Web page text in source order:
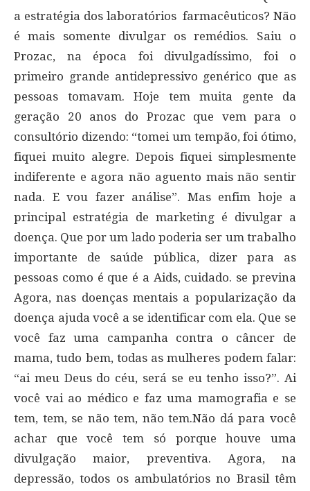
a estratégia dos laboratórios farmacêuticos? Não
é mais somente divulgar os remédios. Saiu o
Prozac, na época foi divulgadíssimo, foi o
primeiro grande antidepressivo genérico que as
pessoas tomavam. Hoje tem muita gente da
geração 20 anos do Prozac que vem para o
consultório dizendo: “tomei um tempão, foi ótimo,
fiquei muito alegre. Depois fiquei simplesmente
indiferente e agora não aguento mais não sentir
nada. E vou fazer análise”. Mas enfim hoje a
principal estratégia de marketing é divulgar a
doença. Que por um lado poderia ser um trabalho
importante de saúde pública, dizer para as
pessoas como é que é a Aids, cuidado. se previna
Agora, nas doenças mentais a popularização da
doença ajuda você a se identificar com ela. Que se
você faz uma campanha contra o câncer de
mama, tudo bem, todas as mulheres podem falar:
“ai meu Deus do céu, será se eu tenho isso?”. Ai
você vai ao médico e faz uma mamografia e se
tem, tem, se não tem, não tem.Não dá para você
achar que você tem só porque houve uma
divulgação maior, preventiva. Agora, na
depressão, todos os ambulatórios no Brasil têm